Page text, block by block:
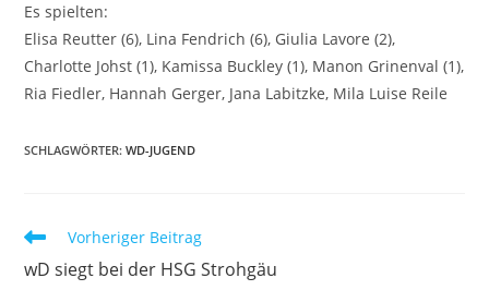
Es spielten:
Elisa Reutter (6), Lina Fendrich (6), Giulia Lavore (2),
Charlotte Johst (1), Kamissa Buckley (1), Manon Grinenval (1),
Ria Fiedler, Hannah Gerger, Jana Labitzke, Mila Luise Reile
SCHLAGWÖRTER:WD-JUGEND
Weitere
ansehen
Vorheriger Beitrag
wD siegt bei der HSG Strohgäu